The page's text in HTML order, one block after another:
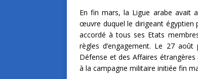
En fin mars, la Ligue arabe avait
œuvre duquel le dirigeant égyptien
accordé à tous ses Etats
règles d’engagement. Le 27
Défense et des Affaires
à la campagne militaire initiée fin